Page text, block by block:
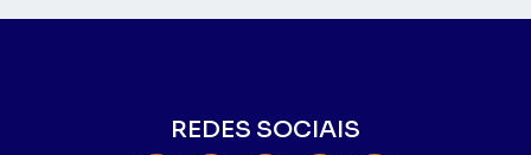
REDES SOCIAIS